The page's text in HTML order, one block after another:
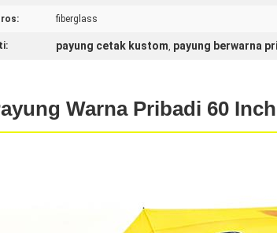
fiberglass
payung cetak kustom, payung berwarna
Warna Pribadi 60